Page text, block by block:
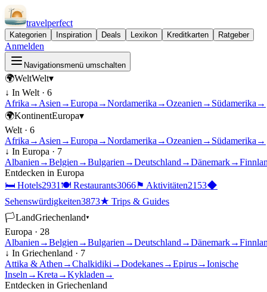
travelperfect
Kategorien Inspiration Deals Lexikon Kreditkarten Ratgeber
Anmelden
Navigationsmenü umschalten
🌍WeltWelt▾
↓ In Welt · 6
Afrika → Asien →Europa →Nordamerika →Ozeanien → Südamerika →
🌍KontinentEuropa▾
Welt · 6
Afrika → Asien →Europa →Nordamerika →Ozeanien → Südamerika →
↓ In Europa · 7
Albanien →Belgien →Bulgarien →Deutschland →Dänemark→
Entdecken in Europa
🛏 Hotels2931 🍽 Restaurants3066⚑ Aktivitäten2153◆
Sehenswürdigkeiten3873★ Trips & Guides
🏳LandGriechenland▾
Europa · 28
Albanien →Belgien →Bulgarien →Deutschland →Dänemark→
↓ In Griechenland · 7
Attika & Athen →Chalkidiki →Dodekanes→Epirus→Ionische
Inseln →Kreta →Kykladen →
Entdecken in Griechenland